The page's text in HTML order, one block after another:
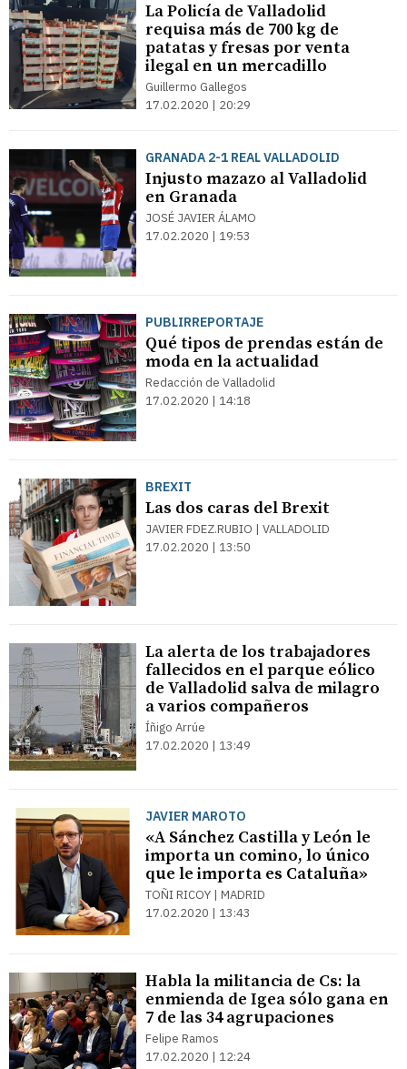
La Policía de Valladolid
requisa más de 700 kg de
patatas y fresas por venta
ilegal en un mercadillo
Guillermo Gallegos
17.02.2020 | 20:29
GRANADA 2-1 REAL VALLADOLID
Injusto mazazo al Valladolid
en Granada
JOSÉ JAVIER ÁLAMO
17.02.2020 | 19:53
PUBLIRREPORTAJE
Qué tipos de prendas están de
moda en la actualidad
Redacción de Valladolid
17.02.2020 | 14:18
BREXIT
Las dos caras del Brexit
JAVIER FDEZ.RUBIO | VALLADOLID
17.02.2020 | 13:50
La alerta de los trabajadores
fallecidos en el parque eólico
de Valladolid salva de milagro
a varios compañeros
Íñigo Arrúe
17.02.2020 | 13:49
JAVIER MAROTO
«A Sánchez Castilla y León le
importa un comino, lo único
que le importa es Cataluña»
TOÑI RICOY | MADRID
17.02.2020 | 13:43
Habla la militancia de Cs: la
enmienda de Igea sólo gana en
7 de las 34 agrupaciones
Felipe Ramos
17.02.2020 | 12:24